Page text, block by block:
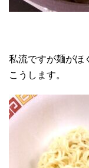
私流ですが麺がほ
こうします。